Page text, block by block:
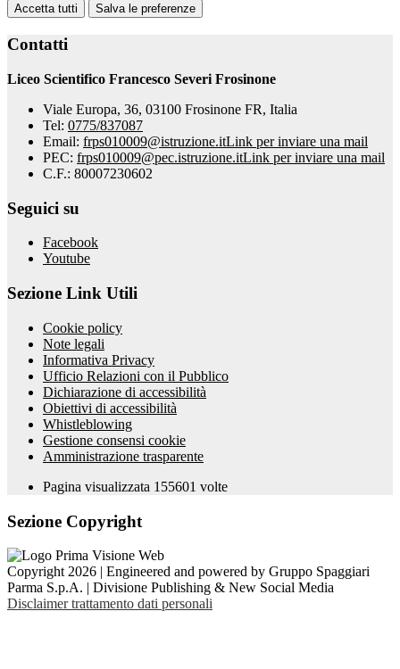
Accetta tutti Salva le preferenze
Contatti
Liceo Scientifico Francesco Severi Frosinone
Viale Europa, 36, 03100 Frosinone FR, Italia
Tel: 0775/837087
Email: frps010009@istruzione.itLink per inviare una mail
PEC: frps010009@pec.istruzione.itLink per inviare una mail
C.F.: 80007230602
Seguici su
Facebook
Youtube
Sezione Link Utili
Cookie policy
Note legali
Informativa Privacy
Ufficio Relazioni con il Pubblico
Dichiarazione di accessibilità
Obiettivi di accessibilità
Whistleblowing
Gestione consensi cookie
Amministrazione trasparente
Pagina visualizzata 155601 volte
Sezione Copyright
Copyright 2026 | Engineered and powered by Gruppo Spaggiari
Parma S.p.A. | Divisione Publishing & New Social Media
Disclaimer trattamento dati personali